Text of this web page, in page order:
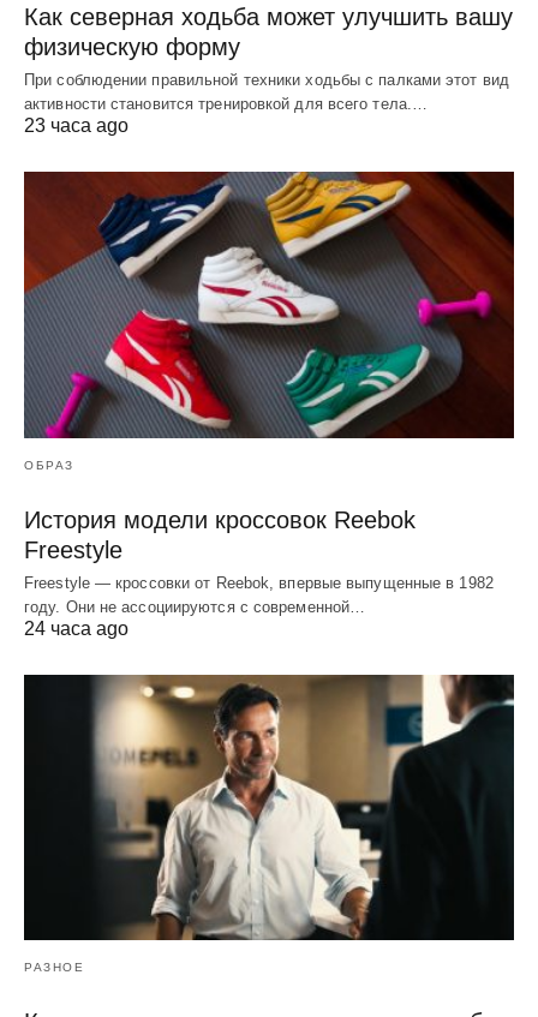
Как северная ходьба может улучшить вашу
физическую форму
При соблюдении правильной техники ходьбы с палками этот вид
активности становится тренировкой для всего тела.…
23 часа ago
ОБРАЗ
История модели кроссовок Reebok
Freestyle
Freestyle — кроссовки от Reebok, впервые выпущенные в 1982
году. Они не ассоциируются с современной…
24 часа ago
РАЗНОЕ